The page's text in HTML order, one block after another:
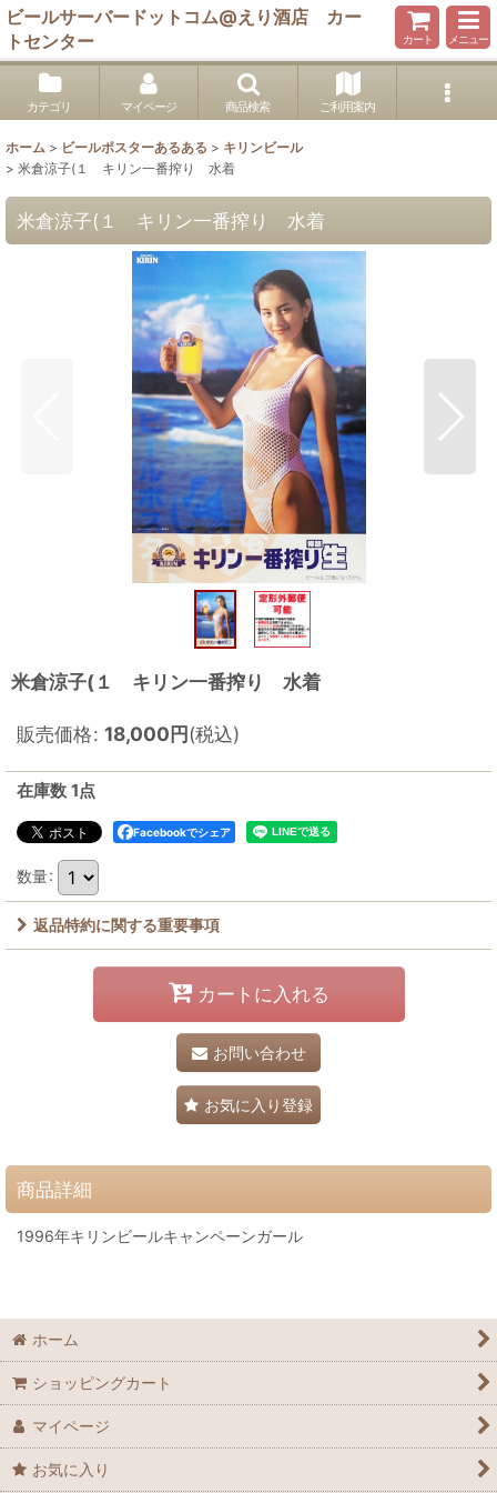
ビールサーバードットコム@えり酒店 カー
トセンター
カート メニュー
カテゴリ マイページ 商品検索 ご利用案内
ホーム > ビールポスターあるある > キリンビール
> 米倉涼子(１ キリン一番搾り 水着
米倉涼子(１ キリン一番搾り 水着
米倉涼子(１ キリン一番搾り 水着
販売価格: 18,000円(税込)
在庫数 1点
Facebookでシェア
数量:
返品特約に関する重要事項
カートに入れる
お問い合わせ
お気に入り登録
商品詳細
1996年キリンビールキャンペーンガール
ホーム
ショッピングカート
マイページ
お気に入り